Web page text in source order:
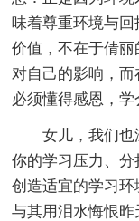
味着尊重环境与
价值，不在于倩
对自己的影响，而
必须懂得感恩，学
女儿，我们
你的学习压力、
创造适宜的学习环
与其用泪水悔恨